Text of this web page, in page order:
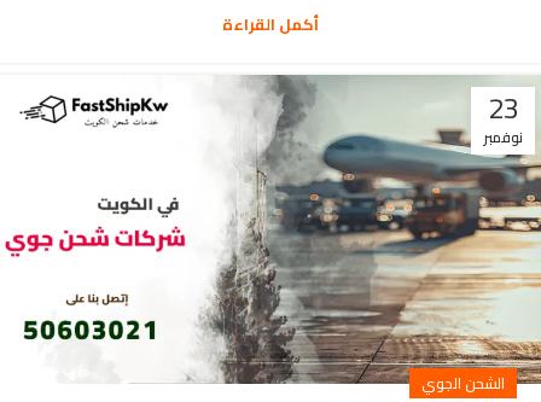
أكمل القراءة
23
نوفمبر
الشحن الجوي